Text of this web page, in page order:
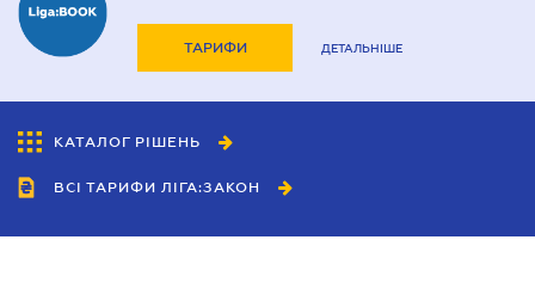
ТАРИФИ ДЕТАЛЬНІШЕ
КАТАЛОГ РІШЕНЬ
ВСІ ТАРИФИ ЛІГА:ЗАКОН